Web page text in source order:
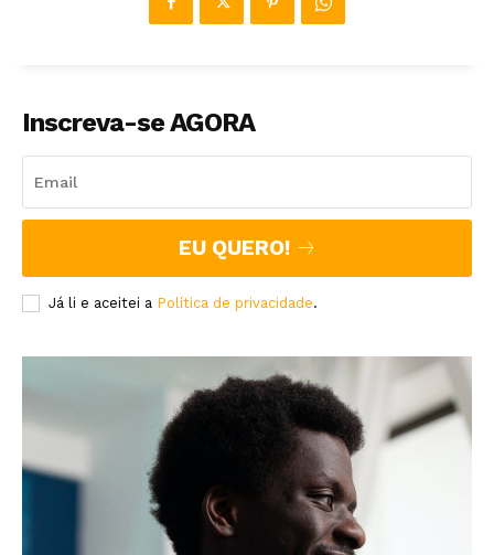
Inscreva-se AGORA
EU QUERO!
Já li e aceitei a Política de privacidade.